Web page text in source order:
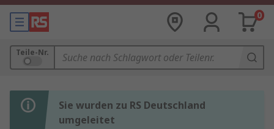
0
Teile-Nr.
Sie wurden zu RS Deutschland
umgeleitet